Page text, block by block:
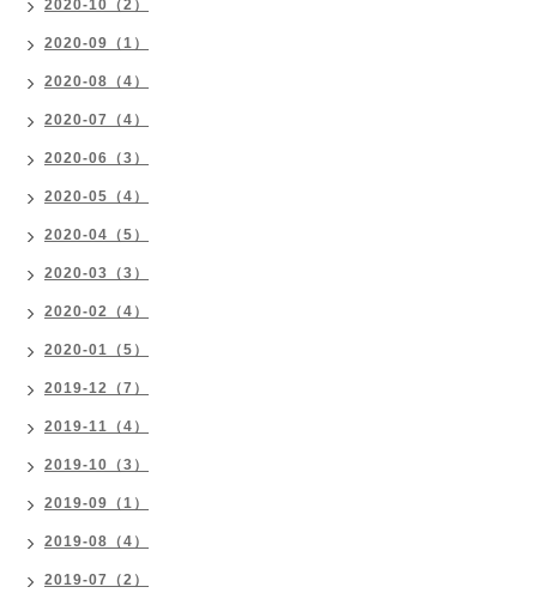
2020-10（2）
2020-09（1）
2020-08（4）
2020-07（4）
2020-06（3）
2020-05（4）
2020-04（5）
2020-03（3）
2020-02（4）
2020-01（5）
2019-12（7）
2019-11（4）
2019-10（3）
2019-09（1）
2019-08（4）
2019-07（2）